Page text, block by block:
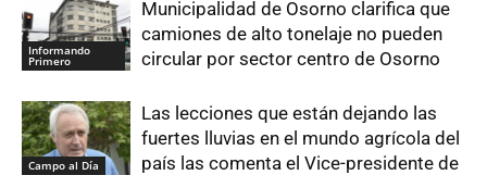
Informando
Primero
Municipalidad de Osorno clarifica que
camiones de alto tonelaje no pueden
circular por sector centro de Osorno
Campo al Día
Las lecciones que están dejando las
fuertes lluvias en el mundo agrícola del
país las comenta el Vice-presidente de